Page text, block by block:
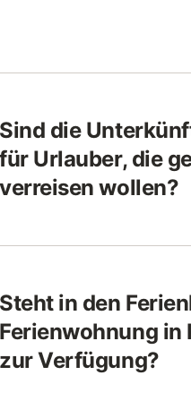
Sind die
für Urlauber, die
verreisen wollen?
Steht in den
Ferienwohnung in
zur Verfügung?